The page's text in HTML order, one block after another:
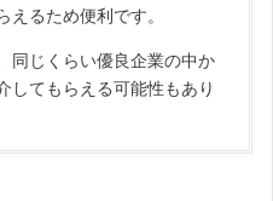
るため便利です。
同じくらい優良企業の中か
してもらえる可能性もあり